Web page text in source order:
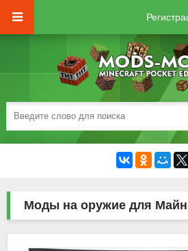
Моды на оружие для